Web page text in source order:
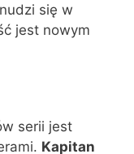
się w
jest nowym
serii jest
Kapitan